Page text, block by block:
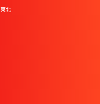
東北